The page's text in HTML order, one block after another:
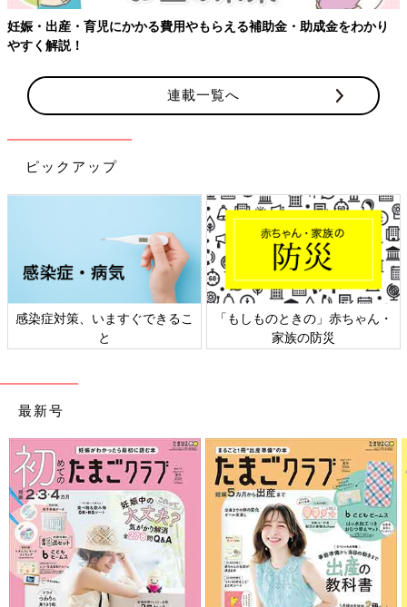
妊娠・出産・育児にかかる費用やもらえる補助金・助成金をわかり
やすく解説！
連載一覧へ
ピックアップ
感染症対策、いますぐできるこ
と
「もしものときの」赤ちゃん・
家族の防災
最新号